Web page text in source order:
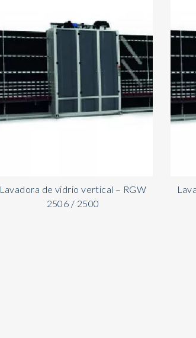
Lavadora de vidrio vertical – RGW
2506 / 2500